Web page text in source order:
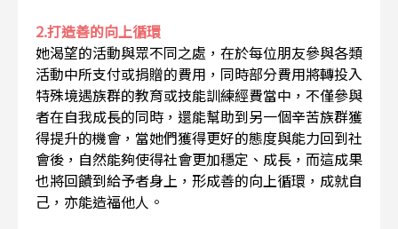
2.打造善的向上循環
她渴望的活動與眾不同之處，在於每位朋友參與各類
活動中所支付或捐贈的費用，同時部分費用將轉投入
特殊境遇族群的教育或技能訓練經費當中，不僅參與
者在自我成長的同時，還能幫助到另一個辛苦族群獲
得提升的機會，當她們獲得更好的態度與能力回到社
會後，自然能夠使得社會更加穩定、成長，而這成果
也將回饋到給予者身上，形成善的向上循環，成就自
己，亦能造福他人。